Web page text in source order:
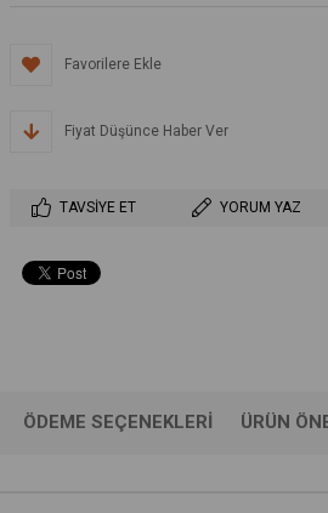
Favorilere Ekle
Fiyat Düşünce Haber Ver
TAVSIYE ET YORUM YAZ
ÖDEME SEÇENEKLERI ÜRÜN